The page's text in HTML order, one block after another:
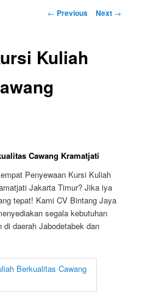
Post navigation
← Previous Next →
Kuliah
Cawang Kramatjati
Penyewaan Kursi Kuliah
Jakarta Timur? Jika iya
tepat! Kami CV Bintang Jaya
segala kebutuhan
daerah Jabodetabek dan